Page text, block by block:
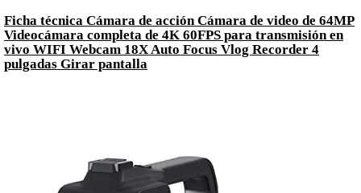
Ficha técnica Cámara de acción Cámara de video de 64MP
Videocámara completa de 4K 60FPS para transmisión en
vivo WIFI Webcam 18X Auto Focus Vlog Recorder 4
pulgadas Girar pantalla